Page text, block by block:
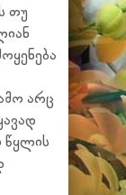
თუ
არც